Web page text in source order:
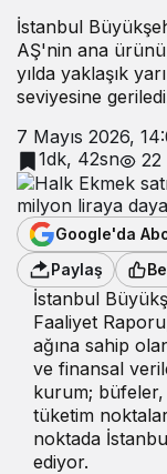
İstanbul
AŞ'nin ana
yılda yaklaşık
seviyesine
7 Mayıs 2026,
1dk, 42sn
22
Google'da
Paylaş
İstanbul
Faaliyet
ağına sahip
ve finansal
kurum;
tüketim
noktada
ediyor.